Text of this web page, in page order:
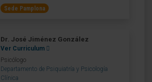
Sede Pamplona
Dr. José Jiménez González
Ver Curriculum
Psicólogo
Departamento de Psiquiatría y Psicología
Clínica